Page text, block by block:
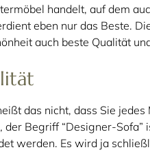
handelt, auf dem
eben nur das Beste.
auch beste Qualität
das nicht, dass Sie
Begriff “Designer-Sofa”
werden. Es wird ja